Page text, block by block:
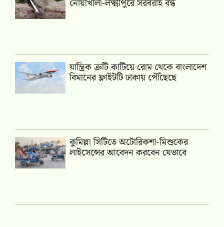
নোয়াখালী-লক্ষ্মীপুরে সরবরাহ বন্ধ
যান্ত্রিক ত্রুটি কাটিয়ে রোম থেকে বাংলাদেশ
বিমানের ফ্লাইটটি ঢাকায় পৌঁছেছে
কুমিল্লা সিটিতে অটোরিকশা-মিশুকের
লাইসেন্সের আবেদন করবেন যেভাবে